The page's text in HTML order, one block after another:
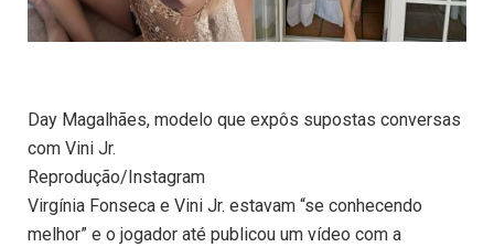
Day Magalhães, modelo que expôs supostas conversas
com Vini Jr.
Reprodução/Instagram
Virgínia Fonseca e Vini Jr. estavam “se conhecendo
melhor” e o jogador até publicou um vídeo com a